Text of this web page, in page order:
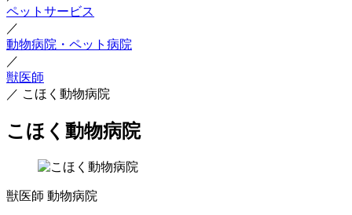
ペットサービス
／
動物病院・ペット病院
／
獣医師
／ こほく動物病院
こほく動物病院
獣医師 動物病院